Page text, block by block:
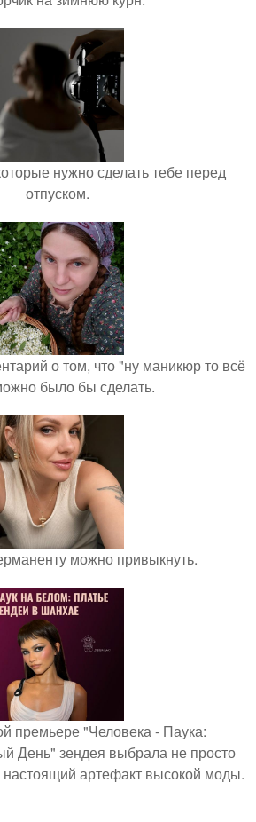
нужно сделать тебе перед
отпуском.
о том, что "ну маникюр то всё
было бы сделать.
можно привыкнуть.
премьере "Человека - Паука:
День" зендея выбрала не просто
артефакт высокой моды.